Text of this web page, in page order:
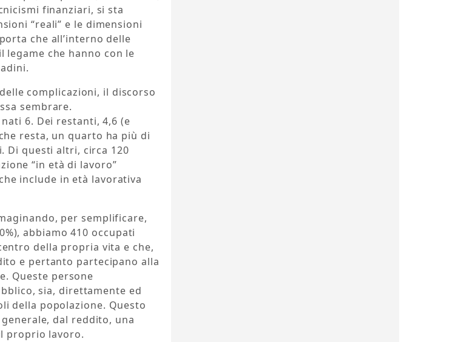
finanziari, si sta
“reali” e le dimensioni
che all’interno delle
che hanno con le
complicazioni, il discorso
sembrare.
6. Dei restanti, 4,6 (e
resta, un quarto ha più di
Di questi altri, circa 120
“in età di lavoro”
include in età lavorativa
per semplificare,
abbiamo 410 occupati
della propria vita e che,
e pertanto partecipano alla
Queste persone
sia, direttamente ed
della popolazione. Questo
dal reddito, una
proprio lavoro.